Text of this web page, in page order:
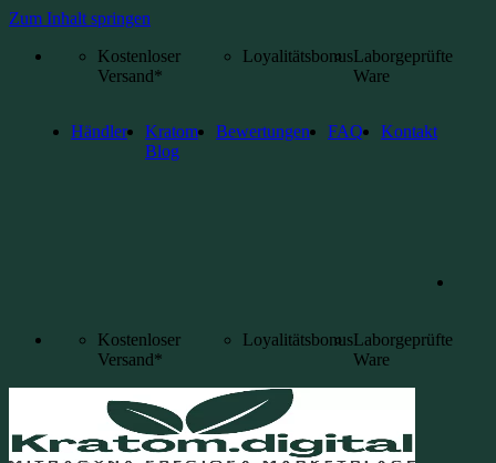
Zum Inhalt springen
Kostenloser
Versand*
LoyalitätsbonusLaborgeprüfte
Ware
Händler
Kratom
Blog
Bewertungen FAQ Kontakt
Kostenloser
Versand*
LoyalitätsbonusLaborgeprüfte
Ware